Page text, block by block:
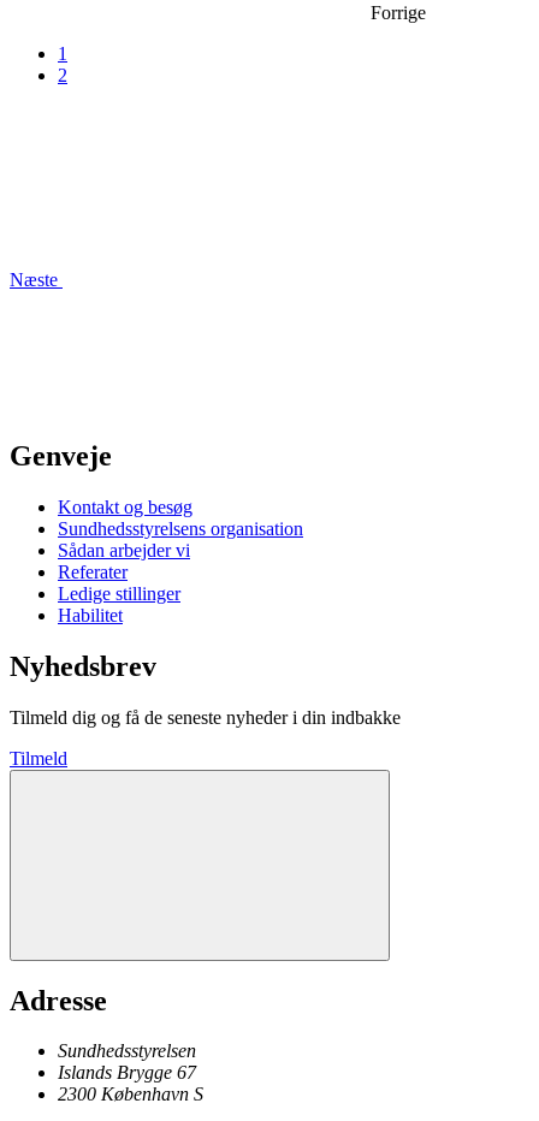
Forrige
1
2
Næste
Genveje
Kontakt og besøg
Sundhedsstyrelsens organisation
Sådan arbejder vi
Referater
Ledige stillinger
Habilitet
Nyhedsbrev
Tilmeld dig og få de seneste nyheder i din indbakke
Tilmeld
Adresse
Sundhedsstyrelsen
Islands Brygge 67
2300 København S